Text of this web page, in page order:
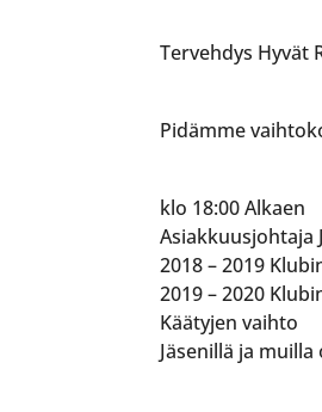
Tervehdys Hyvät
Pidämme
klo 18:00 Alkaen
Asiakkuusjohtaja
2018 – 2019
2019 – 2020
Käätyjen vaihto
Jäsenillä ja